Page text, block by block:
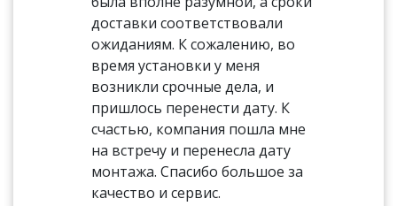
доставки соответствовали
ожиданиям. К сожалению, во
время установки у меня
возникли срочные дела, и
пришлось перенести дату. К
счастью, компания пошла мне
на встречу и перенесла дату
монтажа. Спасибо большое за
качество и сервис.